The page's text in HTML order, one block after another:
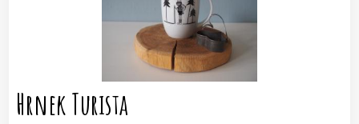
Hrnek Turista